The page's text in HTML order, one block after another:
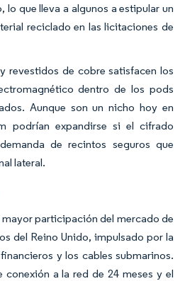
que lleva a algunos a estipular un
reciclado en las licitaciones de
revestidos de cobre satisfacen los
dentro de los pods
Aunque son un nicho hoy en
podrían expandirse si el cifrado
de recintos seguros que
lateral.
mayor participación del mercado de
del Reino Unido, impulsado por la
y los cables submarinos.
conexión a la red de 24 meses y el